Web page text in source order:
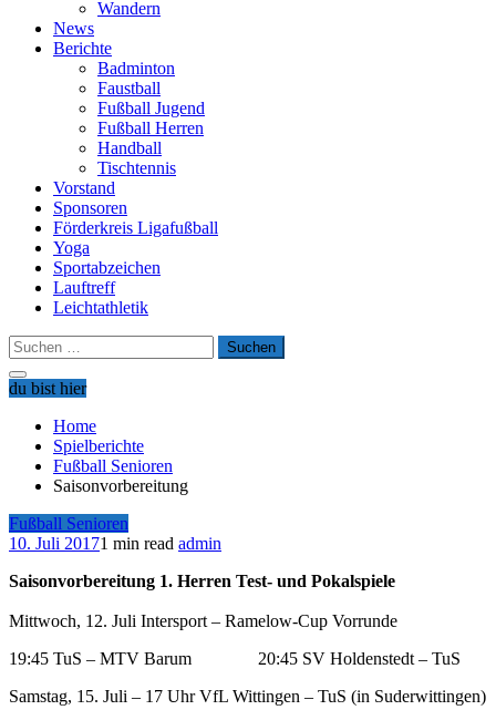
Wandern
News
Berichte
Badminton
Faustball
Fußball Jugend
Fußball Herren
Handball
Tischtennis
Vorstand
Sponsoren
Förderkreis Ligafußball
Yoga
Sportabzeichen
Lauftreff
Leichtathletik
Suchen
nach:
du bist hier
Home
Spielberichte
Fußball Senioren
Saisonvorbereitung
Fußball Senioren
10. Juli 20171 min read admin
Saisonvorbereitung 1. Herren Test- und Pokalspiele
Mittwoch, 12. Juli Intersport – Ramelow-Cup Vorrunde
19:45 TuS – MTV Barum 20:45 SV Holdenstedt – TuS
Samstag, 15. Juli – 17 Uhr VfL Wittingen – TuS (in Suderwittingen)